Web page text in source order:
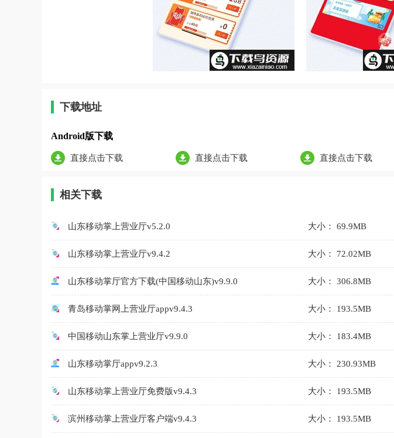
下载地址
Android版下载
直接点击下载 直接点击下载 直接点击下载
相关下载
山东移动掌上营业厅v5.2.0 大小： 69.9MB
山东移动掌上营业厅v9.4.2 大小： 72.02MB
山东移动掌厅官方下载(中国移动山东)v9.9.0 大小： 306.8MB
青岛移动掌网上营业厅appv9.4.3 大小： 193.5MB
中国移动山东掌上营业厅v9.9.0 大小： 183.4MB
山东移动掌厅appv9.2.3 大小： 230.93MB
山东移动掌上营业厅免费版v9.4.3 大小： 193.5MB
滨州移动掌上营业厅客户端v9.4.3 大小： 193.5MB